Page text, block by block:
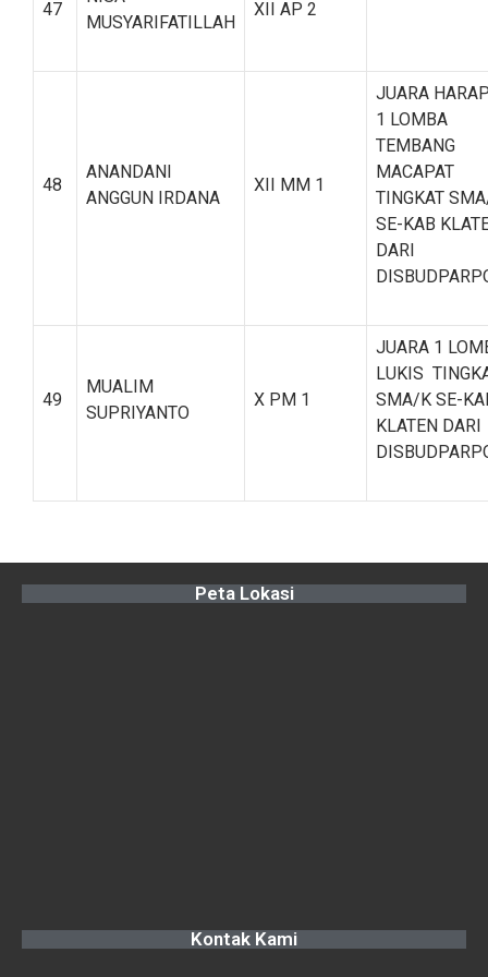
47
MUSYARIFATILLAH
XII AP 2
48
ANANDANI
ANGGUN IRDANA
XII MM 1
JUARA
1 LOMBA
TEMBANG
MACAPAT
TINGKAT
SE-KAB
DARI
49
MUALIM
SUPRIYANTO
X PM 1
JUARA 1
LUKIS
SMA/K SE-
KLATEN DARI
Peta Lokasi
Kontak Kami